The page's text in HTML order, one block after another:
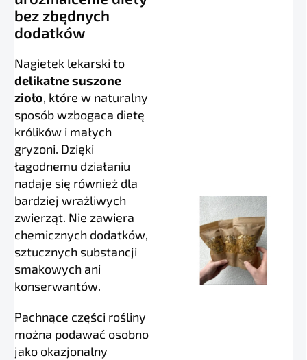
bez zbędnych
dodatków
Nagietek lekarski to
delikatne suszone
zioło, które w naturalny
sposób wzbogaca dietę
królików i małych
gryzoni. Dzięki
łagodnemu działaniu
nadaje się również dla
bardziej wrażliwych
zwierząt. Nie zawiera
chemicznych dodatków,
sztucznych substancji
smakowych ani
konserwantów.
Pachnące części rośliny
można podawać osobno
jako okazjonalny